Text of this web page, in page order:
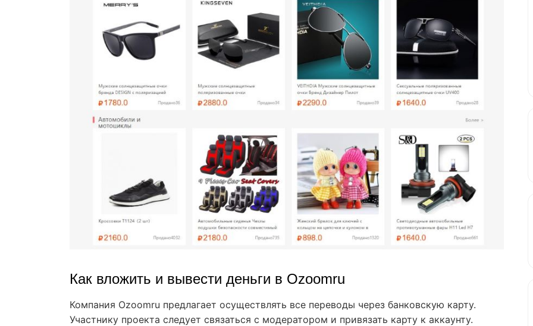
Как вложить и вывести деньги в Ozoomru
Компания Ozoomru предлагает осуществлять все переводы через банковскую карту.
Участнику проекта следует связаться с модератором и привязать карту к аккаунту.